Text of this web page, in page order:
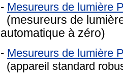
- Mesureurs de lumière
(mesureurs de
automatique à zéro)
- Mesureurs de lumière
(appareil standard